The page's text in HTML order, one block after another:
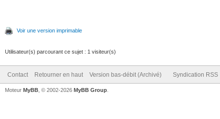
Voir une version imprimable
Utilisateur(s) parcourant ce sujet : 1 visiteur(s)
Contact Retourner en haut Version bas-débit (Archivé) Syndication RSS
Moteur MyBB , © 2002-2026 MyBB Group